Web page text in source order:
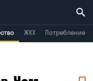
ЖКХ Потребление